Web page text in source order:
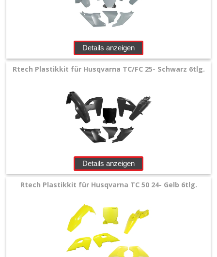
Details anzeigen
Rtech Plastikkit für Husqvarna TC/FC 25- Schwarz 6tlg.
Details anzeigen
Rtech Plastikkit für Husqvarna TC 50 24- Gelb 6tlg.